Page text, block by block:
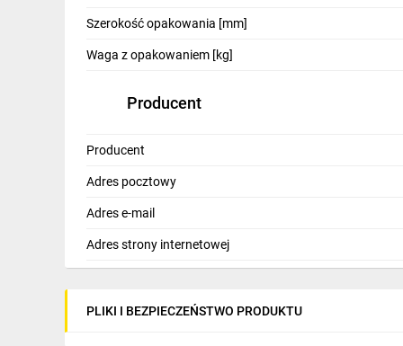
• stała kontrola prawidłowego zamontowania
• rozwarcie układu w przypadku różnych
Szerokość opakowania [mm]
Waga z opakowaniem [kg]
Producent
Producent
Adres pocztowy
Adres e-mail
Adres strony internetowej
PLIKI I BEZPIECZEŃSTWO PRODUKTU